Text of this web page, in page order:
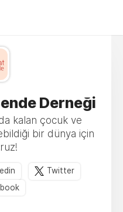
Derneği
kalan çocuk ve
bir dünya için
Twitter